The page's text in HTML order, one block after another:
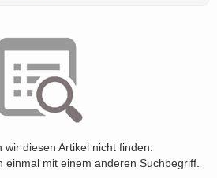
wir diesen Artikel nicht finden.
einmal mit einem anderen Suchbegriff.